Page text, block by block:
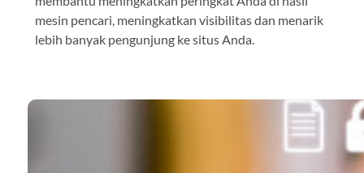
mesin pencari, meningkatkan visibilitas dan menarik
lebih banyak pengunjung ke situs Anda.